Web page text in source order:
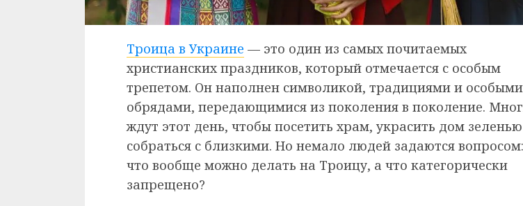
Троица в Украине — это один из самых почитаемых
христианских праздников, который отмечается с особым
трепетом. Он наполнен символикой, традициями и особыми
обрядами, передающимися из поколения в поколение.
ждут этот день, чтобы посетить храм, украсить дом
собраться с близкими. Но немало людей задаются
что вообще можно делать на Троицу, а что категорически
запрещено?